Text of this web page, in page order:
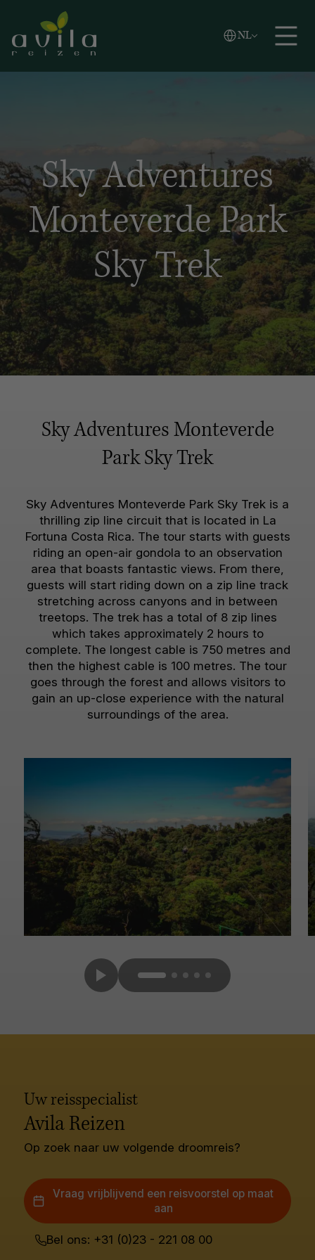
Zoeken
NL
Vlaams
English
Sky Adventures
Monteverde Park
Sky Trek
Sky Adventures Monteverde
Park Sky Trek
Sky Adventures Monteverde Park Sky Trek is a
thrilling zip line circuit that is located in La
Fortuna Costa Rica. The tour starts with guests
riding an open-air gondola to an observation
area that boasts fantastic views. From there,
guests will start riding down on a zip line track
stretching across canyons and in between
treetops. The trek has a total of 8 zip lines
which takes approximately 2 hours to
complete. The longest cable is 750 metres and
then the highest cable is 100 metres. The tour
goes through the forest and allows visitors to
gain an up-close experience with the natural
surroundings of the area.
Uw reisspecialist
Avila Reizen
Op zoek naar uw volgende droomreis?
Vraag vrijblijvend een reisvoorstel op maat
aan
Bel ons: +31 (0)23 - 221 08 00